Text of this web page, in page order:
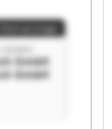
GmbH
GmbH